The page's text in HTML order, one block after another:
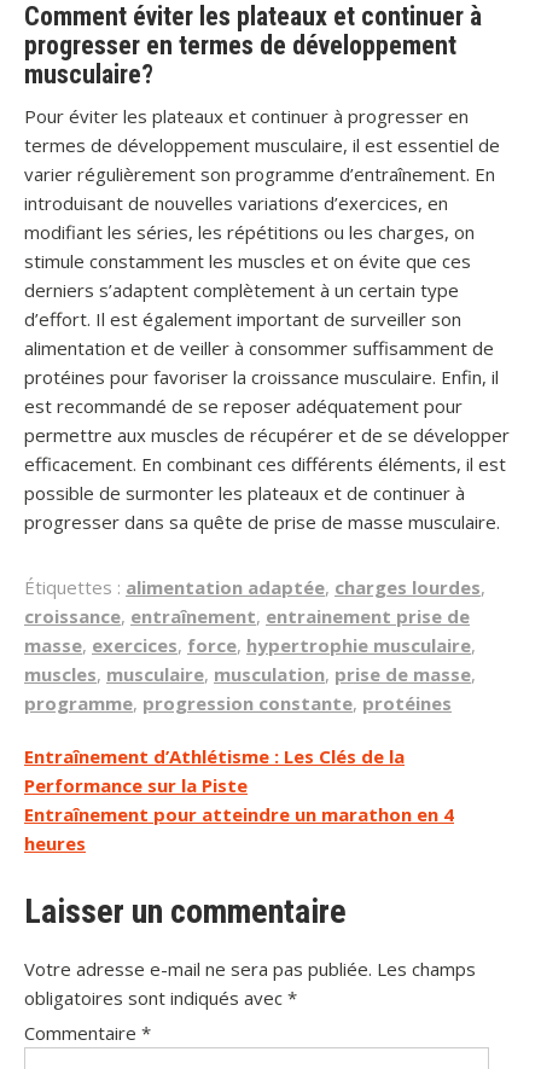
Comment éviter les plateaux et continuer à
progresser en termes de développement
musculaire?
Pour éviter les plateaux et continuer à progresser en
termes de développement musculaire, il est essentiel de
varier régulièrement son programme d’entraînement. En
introduisant de nouvelles variations d’exercices, en
modifiant les séries, les répétitions ou les charges, on
stimule constamment les muscles et on évite que ces
derniers s’adaptent complètement à un certain type
d’effort. Il est également important de surveiller son
alimentation et de veiller à consommer suffisamment de
protéines pour favoriser la croissance musculaire. Enfin, il
est recommandé de se reposer adéquatement pour
permettre aux muscles de récupérer et de se développer
efficacement. En combinant ces différents éléments, il est
possible de surmonter les plateaux et de continuer à
progresser dans sa quête de prise de masse musculaire.
Étiquettes : alimentation adaptée, charges lourdes,
croissance, entraînement, entrainement prise de
masse, exercices, force, hypertrophie musculaire,
muscles, musculaire, musculation, prise de masse,
programme, progression constante, protéines
Navigation
de
l’article
Entraînement d’Athlétisme : Les Clés de la
Performance sur la Piste
Entraînement pour atteindre un marathon en 4
heures
Laisser un commentaire
Votre adresse e-mail ne sera pas publiée. Les champs
obligatoires sont indiqués avec *
Commentaire *